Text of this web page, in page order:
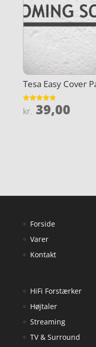
Tesa Easy Cover
Vurderet
5
kr. 39,00
Forside
Varer
Kontakt
HiFi Forstærker
Højtaler
Streaming
TV & Surround